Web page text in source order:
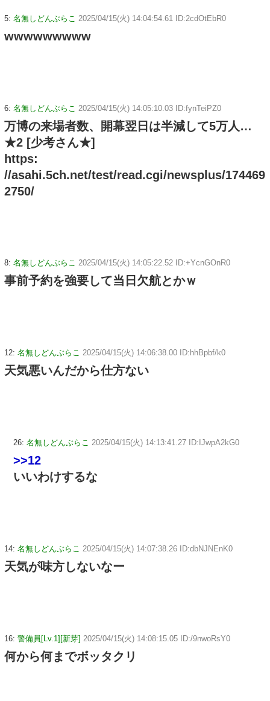
5: 名無しどんぶらこ 2025/04/15(火) 14:04:54.61 ID:2cdOtEbR0
wwwwwwwww
6: 名無しどんぶらこ 2025/04/15(火) 14:05:10.03 ID:fynTeiPZ0
万博の来場者数、開幕翌日は半減して5万人…
★2 [少考さん★]
https:
//asahi.5ch.net/test/read.cgi/newsplus/174469
2750/
8: 名無しどんぶらこ 2025/04/15(火) 14:05:22.52 ID:+YcnGOnR0
事前予約を強要して当日欠航とかｗ
12: 名無しどんぶらこ 2025/04/15(火) 14:06:38.00 ID:hhBpbf/k0
天気悪いんだから仕方ない
26: 名無しどんぶらこ 2025/04/15(火) 14:13:41.27 ID:IJwpA2kG0
>>12
いいわけするな
14: 名無しどんぶらこ 2025/04/15(火) 14:07:38.26 ID:dbNJNEnK0
天気が味方しないなー
16: 警備員[Lv.1][新芽] 2025/04/15(火) 14:08:15.05 ID:/9nwoRsY0
何から何までボッタクリ